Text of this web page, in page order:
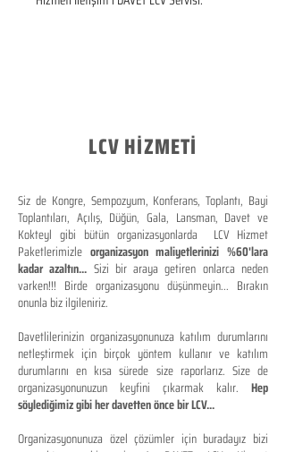
LCV HİZMETİ
Siz de Kongre, Sempozyum, Konferans, Toplantı, Bayi
Toplantıları, Açılış, Düğün, Gala, Lansman, Davet ve
Kokteyl gibi bütün organizasyonlarda LCV Hizmet
Paketlerimizle organizasyon maliyetlerinizi %60'lara
kadar azaltın... Sizi bir araya getiren onlarca neden
varken!!! Birde organizasyonu düşünmeyin... Bırakın
onunla biz ilgileniriz.
Davetlilerinizin organizasyonunuza katılım durumlarını
netleştirmek için birçok yöntem kullanır ve katılım
durumlarını en kısa sürede size raporlarız. Size de
organizasyonunuzun keyfini çıkarmak kalır. Hep
söylediğimiz gibi her davetten önce bir LCV...
Organizasyonunuza özel çözümler için buradayız bizi